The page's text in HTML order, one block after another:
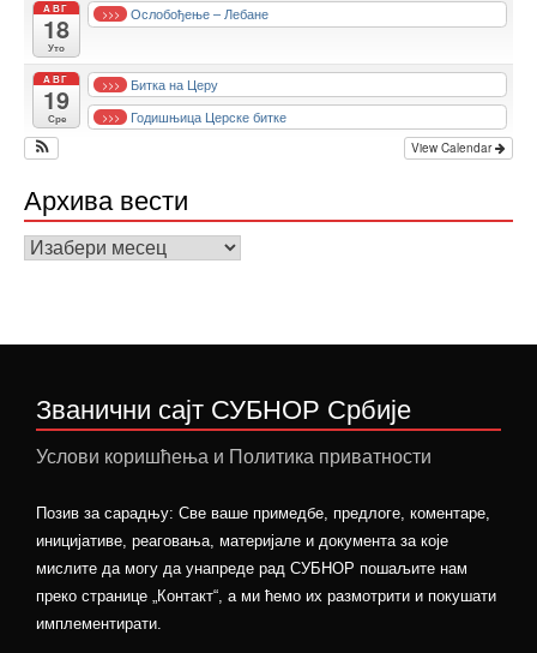
АВГ
18
Уто
>>> Ослобођење – Лебане
АВГ
19
Сре
>>> Битка на Церу
>>> Годишњица Церске битке
View Calendar
Архива вести
Архива
Званични сајт СУБНОР Србије
Услови коришћења и Политика приватности
Позив за сарадњу: Све ваше примедбе, предлоге, коментаре,
иницијативе, реаговања, материјале и документа за које
мислите да могу да унапреде рад СУБНОР пошаљите нам
преко странице „Контакт“, а ми ћемо их размотрити и покушати
имплементирати.